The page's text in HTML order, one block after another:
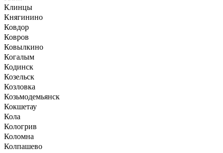
Клинцы
Княгинино
Ковдор
Ковров
Ковылкино
Когалым
Кодинск
Козельск
Козловка
Козьмодемьянск
Кокшетау
Кола
Кологрив
Коломна
Колпашево